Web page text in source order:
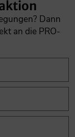
Dann
an die PRO-